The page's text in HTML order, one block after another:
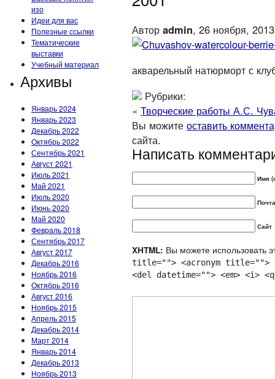
изо
Идеи для вас
Полезные ссылки
Тематические
выставки
Учебный материал
Архивы
Январь 2024
Январь 2023
Декабрь 2022
Октябрь 2022
Сентябрь 2021
Август 2021
Июль 2021
Май 2021
Июль 2020
Июнь 2020
Май 2020
Февраль 2018
Сентябрь 2017
Август 2017
Декабрь 2016
Ноябрь 2016
Октябрь 2016
Август 2016
Ноябрь 2015
Апрель 2015
Декабрь 2014
Март 2014
Январь 2014
Декабрь 2013
Ноябрь 2013
Автор admin, 26 ноября, 2013
акварельный натюрморт с
Рубрики:
« Творческие работы А.С.
Вы можите оставить
сайта.
Написать
Имя
Сайт
XHTML: Вы можете использовать
title=""> <acronym title="">
<del datetime=""> <em> <i>